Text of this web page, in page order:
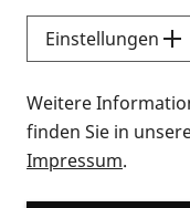
Vorlesen
Einstellungen
Weitere
finden Sie in
Impressum.